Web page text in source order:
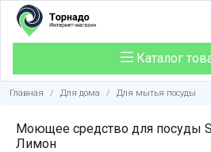
Каталог
Главная / Для дома / Для мытья посуды
Моющее средство для посуды
Лимон